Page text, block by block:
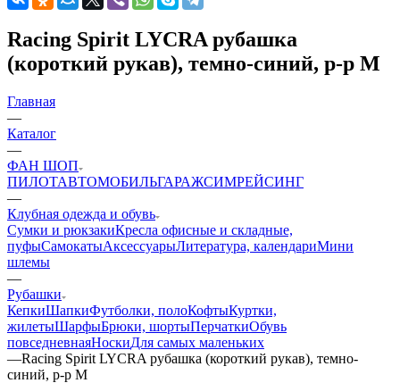
Racing Spirit LYCRA рубашка
(короткий рукав), темно-синий, р-р M
Главная
—
Каталог
—
ФАН ШОП
ПИЛОТАВТОМОБИЛЬГАРАЖСИМРЕЙСИНГ
—
Клубная одежда и обувь
Сумки и рюкзакиКресла офисные и складные,
пуфыСамокатыАксессуарыЛитература, календариМини
шлемы
—
Рубашки
КепкиШапкиФутболки, полоКофтыКуртки,
жилетыШарфыБрюки, шортыПерчаткиОбувь
повседневнаяНоскиДля самых маленьких
—Racing Spirit LYCRA рубашка (короткий рукав), темно-
синий, р-р M